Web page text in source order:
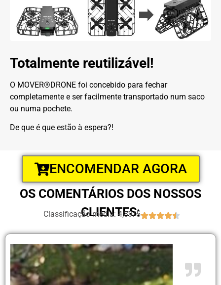
Totalmente reutilizável!
O MOVER®DRONE foi concebido para fechar
completamente e ser facilmente transportado num saco
ou numa pochete.
De que é que estão à espera?!
ENCOMENDAR AGORA
OS COMENTÁRIOS DOS NOSSOS
CLIENTES:
Classificação média: 4,89/5